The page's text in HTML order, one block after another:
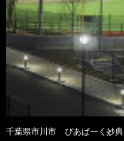
千葉県市川市 ぴあぱーく妙典